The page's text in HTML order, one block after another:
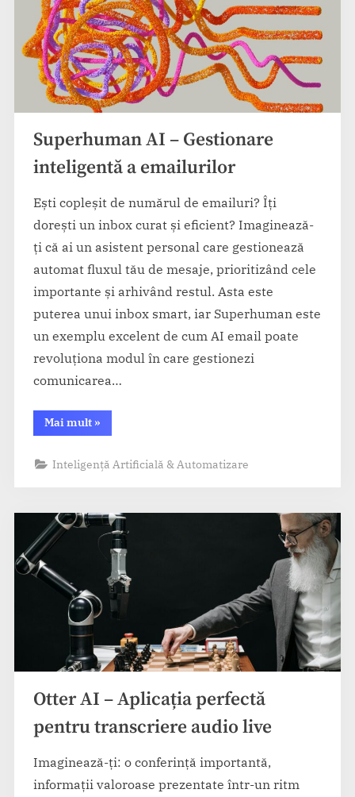
Superhuman AI – Gestionare
inteligentă a emailurilor
Ești copleșit de numărul de emailuri? Îți
dorești un inbox curat și eficient? Imaginează-
ți că ai un asistent personal care gestionează
automat fluxul tău de mesaje, prioritizând cele
importante și arhivând restul. Asta este
puterea unui inbox smart, iar Superhuman este
un exemplu excelent de cum AI email poate
revoluționa modul în care gestionezi
comunicarea…
Mai mult“Superhuman
AI
inteligentă
»
Inteligență Artificială & Automatizare
Otter AI – Aplicația perfectă
pentru transcriere audio live
Imaginează-ți: o conferință importantă,
informații valoroase prezentate într-un ritm